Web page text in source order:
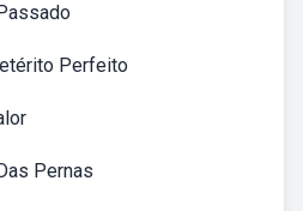
Perfeito
Pernas